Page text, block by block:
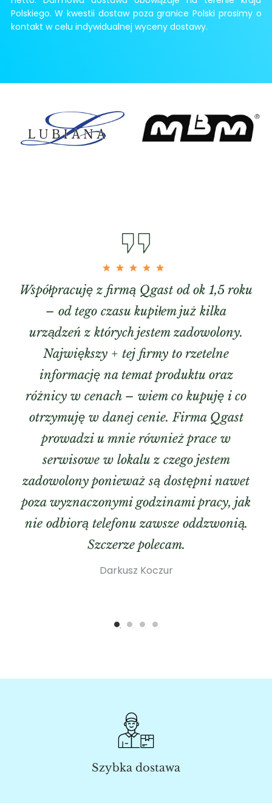
Polskiego. W kwestii dostaw poza granice Polski prosimy o
kontakt w celu indywidualnej wyceny dostawy.
Współpracuję z firmą Qgast od ok 1,5 roku
– od tego czasu kupiłem już kilka
urządzeń z których jestem zadowolony.
Największy + tej firmy to rzetelne
informację na temat produktu oraz
różnicy w cenach – wiem co kupuję i co
otrzymuję w danej cenie. Firma Qgast
prowadzi u mnie również prace w
serwisowe w lokalu z czego jestem
zadowolony ponieważ są dostępni nawet
poza wyznaczonymi godzinami pracy, jak
nie odbiorą telefonu zawsze oddzwonią.
Szczerze polecam.
Darkusz Koczur
Szybka dostawa